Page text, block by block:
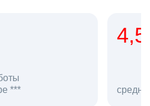
как работодателя **
в